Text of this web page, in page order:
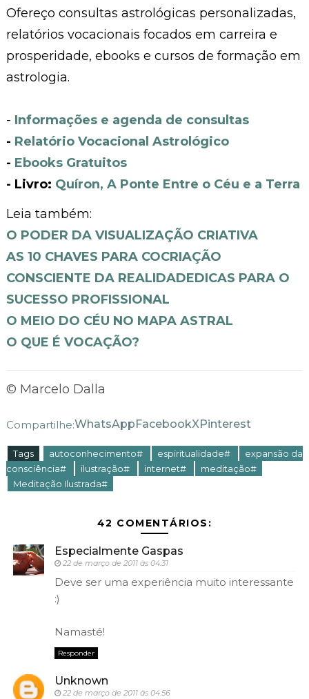
Ofereço consultas astrológicas personalizadas,
relatórios vocacionais focados em carreira e
prosperidade, ebooks e cursos de formação em
astrologia.
- Informações e agenda de consultas
- Relatório Vocacional Astrológico
- Ebooks Gratuitos
- Livro: Quíron, A Ponte Entre o Céu e a Terra
Leia também:
O PODER DA VISUALIZAÇÃO CRIATIVA
AS 10 CHAVES PARA COCRIAÇÃO
CONSCIENTE DA REALIDADEDICAS PARA O
SUCESSO PROFISSIONAL
O MEIO DO CÉU NO MAPA ASTRAL
O QUE É VOCAÇÃO?
© Marcelo Dalla
Compartilhe:WhatsAppFacebookXPinterest
Tags autoconhecimento# espiritualidade#
expansão da
consciência#
ilustração# internet#
meditação#
Meditação Ilustrada#
42 COMENTÁRIOS:
Especialmente Gaspas
22 de março de 2011 às 04:31
Deve ser uma experiência muito interessante
:)
Namasté!
Responder
Unknown
22 de março de 2011 às 04:56